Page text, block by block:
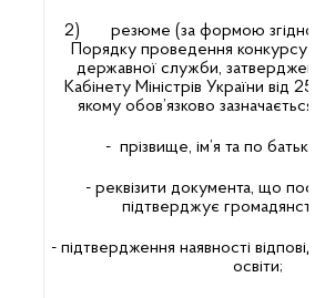
2) резюме (за формою згідно з
Порядку проведення конкурсу
державної служби,
Кабінету Міністрів України від
якому обов’язково зазначається
- прізвище, ім’я та по
- реквізити документа, що
підтверджує
- підтвердження наявності
освіти;